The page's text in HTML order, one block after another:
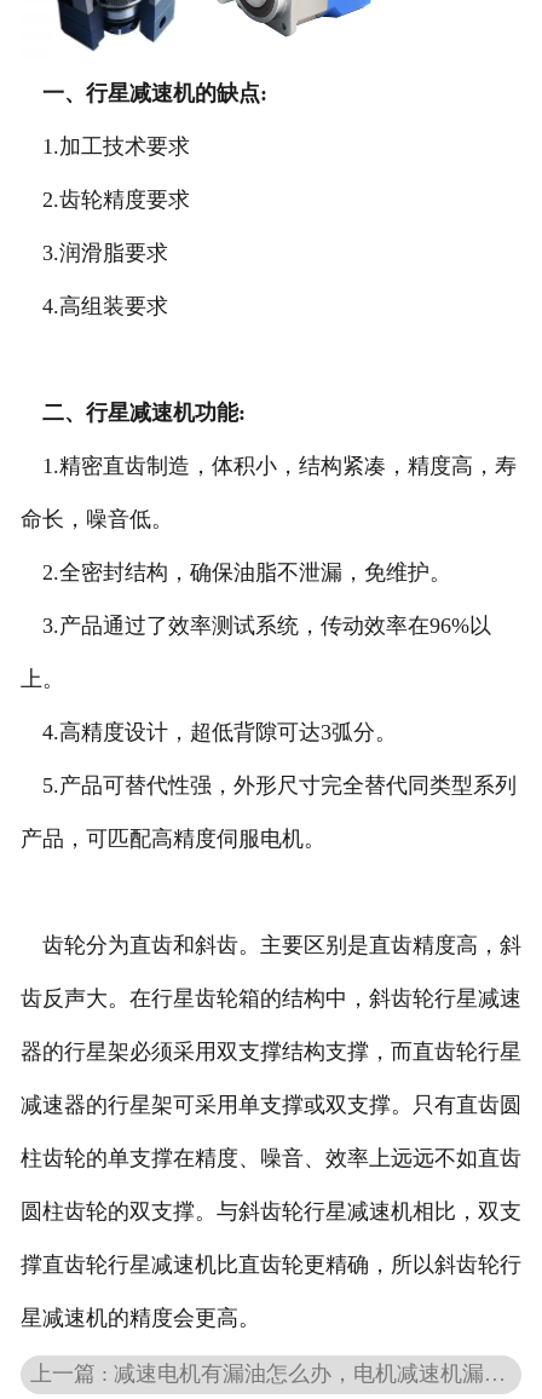
一、行星减速机的缺点:
1.加工技术要求
2.齿轮精度要求
3.润滑脂要求
4.高组装要求
二、行星减速机功能:
1.精密直齿制造，体积小，结构紧凑，精度高，寿
命长，噪音低。
2.全密封结构，确保油脂不泄漏，免维护。
3.产品通过了效率测试系统，传动效率在96%以
上。
4.高精度设计，超低背隙可达3弧分。
5.产品可替代性强，外形尺寸完全替代同类型系列
产品，可匹配高精度伺服电机。
齿轮分为直齿和斜齿。主要区别是直齿精度高，斜
齿反声大。在行星齿轮箱的结构中，斜齿轮行星减速
器的行星架必须采用双支撑结构支撑，而直齿轮行星
减速器的行星架可采用单支撑或双支撑。只有直齿圆
柱齿轮的单支撑在精度、噪音、效率上远远不如直齿
圆柱齿轮的双支撑。与斜齿轮行星减速机相比，双支
撑直齿轮行星减速机比直齿轮更精确，所以斜齿轮行
星减速机的精度会更高。
上一篇 : 减速电机有漏油怎么办，电机减速机漏油有影响吗？